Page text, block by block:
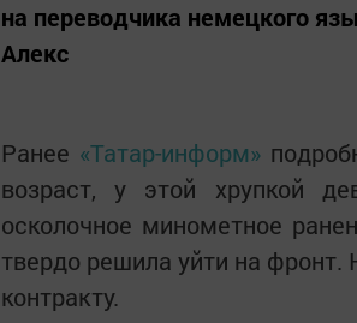
на переводчика немецкого
Алекс
Ранее «Татар-информ»
возраст, у этой хрупкой
осколочное минометное
твердо решила уйти на
контракту.